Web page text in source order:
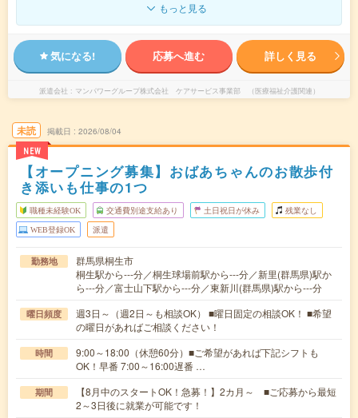
もっと見る
気になる! 応募へ進む 詳しく見る
派遣会社 マンパワーグループ株式会社 ケアサービス事業部 （医療福祉介護関連）
未読
NEW
掲載日 2026/08/04
【オープニング募集】おばあちゃんのお散歩付
き添いも仕事の1つ
職種未経験OK 交通費別途支給あり 土日祝日が休み 残業なし
WEB登録OK 派遣
勤務地
群馬県桐生市
桐生駅から---分／桐生球場前駅から---分／新里(群馬県)駅か
ら---分／富士山下駅から---分／東新川(群馬県)駅から---分
曜日頻度
週3日～（週2日～も相談OK） ■曜日固定の相談OK！ ■希望
の曜日があればご相談ください！
時間
9:00～18:00（休憩60分）■ご希望があれば下記シフトも
OK！早番 7:00～16:00遅番 …
期間
【8月中のスタートOK！急募！】2カ月～ ■ご応募から最短
2～3日後に就業が可能です！